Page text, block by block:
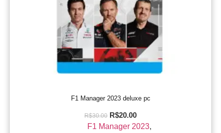
F1 Manager 2023 deluxe pc
R$30.00 R$20.00
F1 Manager 2023,